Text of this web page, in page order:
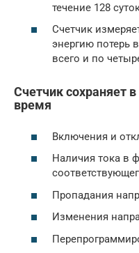
течение 128
Счетчик
энергию потерь
всего и по
Счетчик сохраняет
время
Включения и
Наличия тока в
Пропадания
Изменения